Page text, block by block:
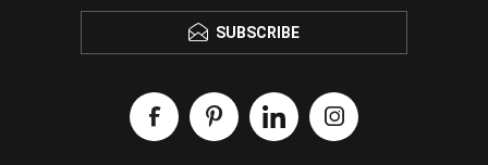
SUBSCRIBE